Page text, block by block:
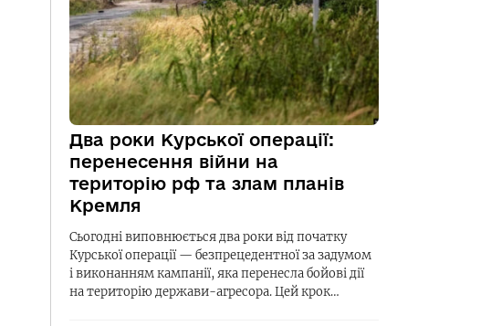
Два роки Курської операції:
перенесення війни на
територію рф та злам планів
Кремля
Сьогодні виповнюється два роки від початку
Курської операції — безпрецедентної за задумом
і виконанням кампанії, яка перенесла бойові дії
на територію держави-агресора. Цей крок…